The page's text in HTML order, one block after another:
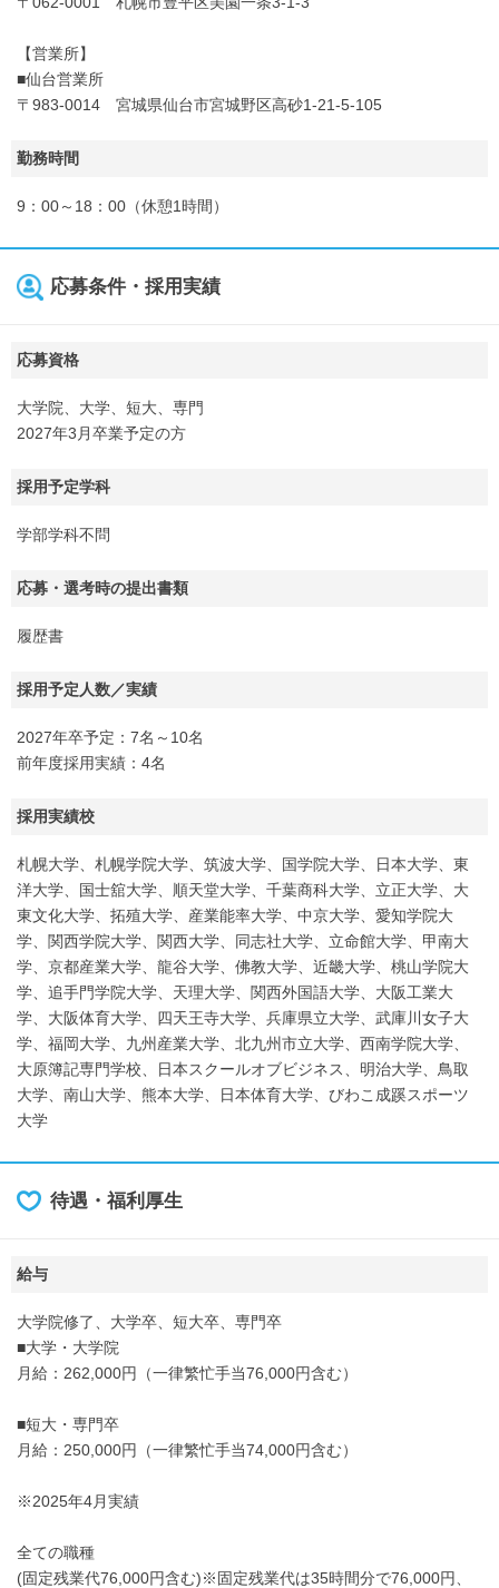
【営業所】
■仙台営業所
〒983-0014 宮城県仙台市宮城野区高砂1-21-5-105
勤務時間
9：00～18：00（休憩1時間）
応募条件・採用実績
応募資格
大学院、大学、短大、専門
2027年3月卒業予定の方
採用予定学科
学部学科不問
応募・選考時の提出書類
履歴書
採用予定人数／実績
2027年卒予定：7名～10名
前年度採用実績：4名
採用実績校
札幌大学、札幌学院大学、筑波大学、国学院大学、日本大学、東
洋大学、国士舘大学、順天堂大学、千葉商科大学、立正大学、大
東文化大学、拓殖大学、産業能率大学、中京大学、愛知学院大
学、関西学院大学、関西大学、同志社大学、立命館大学、甲南大
学、京都産業大学、龍谷大学、佛教大学、近畿大学、桃山学院大
学、追手門学院大学、天理大学、関西外国語大学、大阪工業大
学、大阪体育大学、四天王寺大学、兵庫県立大学、武庫川女子大
学、福岡大学、九州産業大学、北九州市立大学、西南学院大学、
大原簿記専門学校、日本スクールオブビジネス、明治大学、鳥取
大学、南山大学、熊本大学、日本体育大学、びわこ成蹊スポーツ
大学
待遇・福利厚生
給与
大学院修了、大学卒、短大卒、専門卒
■大学・大学院
月給：262,000円（一律繁忙手当76,000円含む）
■短大・専門卒
月給：250,000円（一律繁忙手当74,000円含む）
※2025年4月実績
全ての職種
(固定残業代76,000円含む)※固定残業代は35時間分で76,000円、